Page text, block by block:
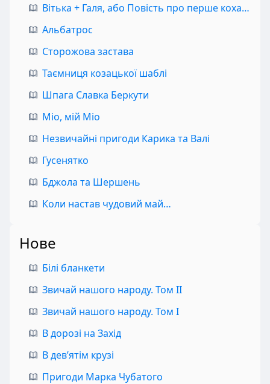
Вітька + Галя, або Повість про перше кохання
Альбатрос
Сторожова застава
Таємниця козацької шаблі
Шпага Славка Беркути
Міо, мій Міо
Незвичайні пригоди Карика та Валі
Гусенятко
Бджола та Шершень
Коли настав чудовий май…
Нове
Білі бланкети
Звичай нашого народу. Том II
Звичай нашого народу. Том I
В дорозі на Захід
В дев’ятім крузі
Пригоди Марка Чубатого